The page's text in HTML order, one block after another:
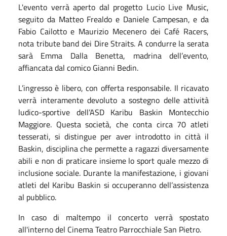
L'evento verrà aperto dal progetto Lucio Live Music,
seguito da Matteo Frealdo e Daniele Campesan, e da
Fabio Cailotto e Maurizio Mecenero dei Café Racers,
nota tribute band dei Dire Straits. A condurre la serata
sarà Emma Dalla Benetta, madrina dell’evento,
affiancata dal comico Gianni Bedin.
L’ingresso è libero, con offerta responsabile. Il ricavato
verrà interamente devoluto a sostegno delle attività
ludico-sportive dell’ASD Karibu Baskin Montecchio
Maggiore. Questa società, che conta circa 70 atleti
tesserati, si distingue per aver introdotto in città il
Baskin, disciplina che permette a ragazzi diversamente
abili e non di praticare insieme lo sport quale mezzo di
inclusione sociale. Durante la manifestazione, i giovani
atleti del Karibu Baskin si occuperanno dell’assistenza
al pubblico.
In caso di maltempo il concerto verrà spostato
all'interno del Cinema Teatro Parrocchiale San Pietro.